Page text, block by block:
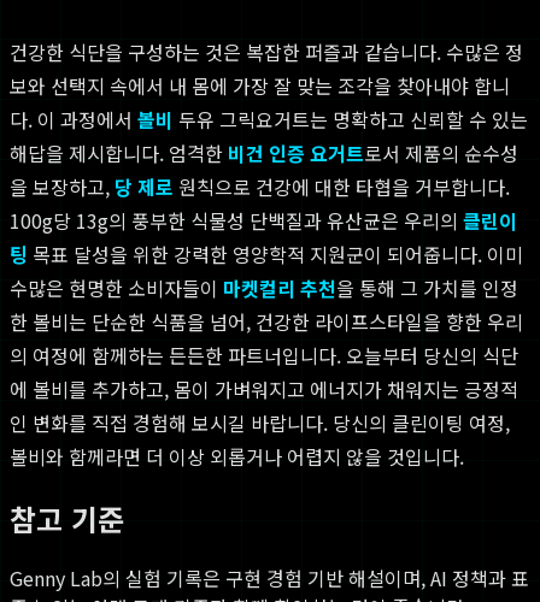
건강한 식단을 구성하는 것은 복잡한 퍼즐과 같습니다. 수많은 정
보와 선택지 속에서 내 몸에 가장 잘 맞는 조각을 찾아내야 합니
다. 이 과정에서 볼비 두유 그릭요거트는 명확하고 신뢰할 수 있는
해답을 제시합니다. 엄격한 비건 인증 요거트로서 제품의 순수성
을 보장하고, 당 제로 원칙으로 건강에 대한 타협을 거부합니다.
100g당 13g의 풍부한 식물성 단백질과 유산균은 우리의 클린이
팅 목표 달성을 위한 강력한 영양학적 지원군이 되어줍니다. 이미
수많은 현명한 소비자들이 마켓컬리 추천을 통해 그 가치를 인정
한 볼비는 단순한 식품을 넘어, 건강한 라이프스타일을 향한 우리
의 여정에 함께하는 든든한 파트너입니다. 오늘부터 당신의 식단
에 볼비를 추가하고, 몸이 가벼워지고 에너지가 채워지는 긍정적
인 변화를 직접 경험해 보시길 바랍니다. 당신의 클린이팅 여정,
볼비와 함께라면 더 이상 외롭거나 어렵지 않을 것입니다.
참고 기준
Genny Lab의 실험 기록은 구현 경험 기반 해설이며, AI 정책과 표